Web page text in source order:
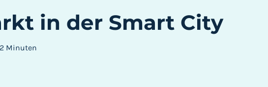
in der Smart City
2 Minuten